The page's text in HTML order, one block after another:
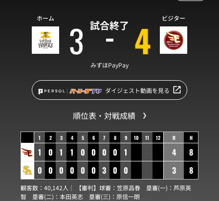
試合終了
ホーム 3 4 ビジター
みずほPayPay
ダイジェスト動画を見る
順位表・対戦成績
1 2 3 4 5 6 7 8 9 10 11 12
1 0 1 1 0 0 0 0
1
0 0 0 0 0 0 3 0 0
R H
4
8
3
8
観客数：40,142人｜ 【審判】球審： 笠原昌春 塁審(一)： 芦原英
智 塁審(二)： 本田英志 塁審(三)： 原信一朗